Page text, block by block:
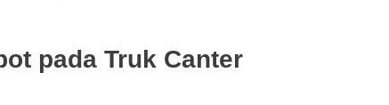
pada Truk Canter